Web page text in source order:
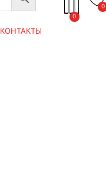
0
0
КОНТАКТЫ